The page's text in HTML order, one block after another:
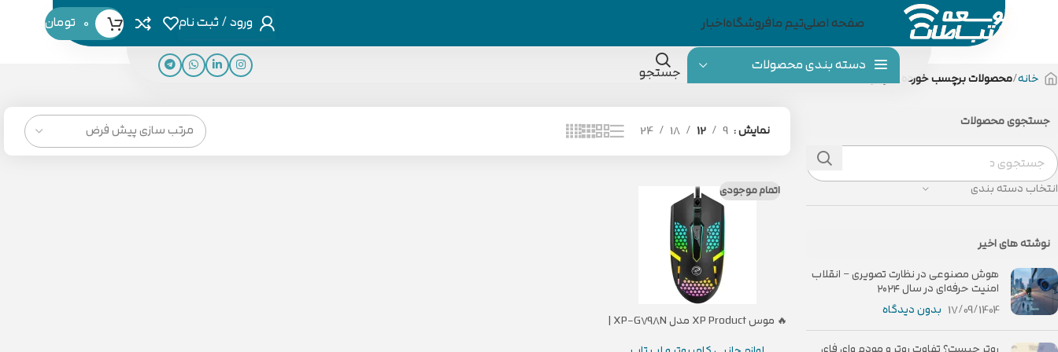
صفحه اصلیتیم مافروشگاهاخبار ورود / ثبت نام 0 تومان
دسته بندی محصولات
جستجو خانه محصولات برچسب خورده “موس xp product”
جستجوی محصولات
انتخاب دسته بندی
نوشته های اخیر
هوش مصنوعی در نظارت تصویری – انقلاب
امنیت حرفه‌ای در سال ۲۰۲۴
17/09/1404 بدون دیدگاه
نمایش 9
12
18
24
اتمام موجودی
🔥 موس XP Product مدل XP-G798N |